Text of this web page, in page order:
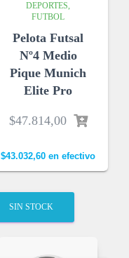
DEPORTES
FUTBOL
Pelota Futsal
Nº4 Medio
Pique Munich
Elite Pro
$47.814,00
$43.032,60 en efectivo
SIN STOCK